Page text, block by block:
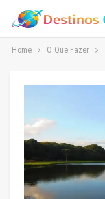
Home O Que Fazer